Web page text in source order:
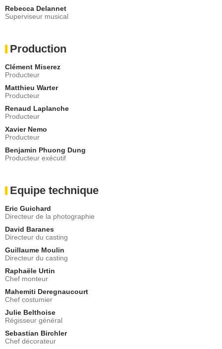
Rebecca Delannet
Superviseur musical
Production
Clément Miserez
Producteur
Matthieu Warter
Producteur
Renaud Laplanche
Producteur
Xavier Nemo
Producteur
Benjamin Phuong Dung
Producteur exécutif
Equipe technique
Eric Guichard
Directeur de la photographie
David Baranes
Directeur du casting
Guillaume Moulin
Directeur du casting
Raphaële Urtin
Chef monteur
Mahemiti Deregnaucourt
Chef costumier
Julie Belthoise
Régisseur général
Sebastian Birchler
Chef décorateur